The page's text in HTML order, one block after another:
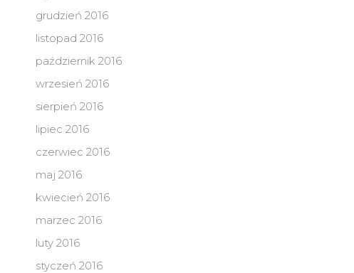
grudzień 2016
listopad 2016
październik 2016
wrzesień 2016
sierpień 2016
lipiec 2016
czerwiec 2016
maj 2016
kwiecień 2016
marzec 2016
luty 2016
styczeń 2016